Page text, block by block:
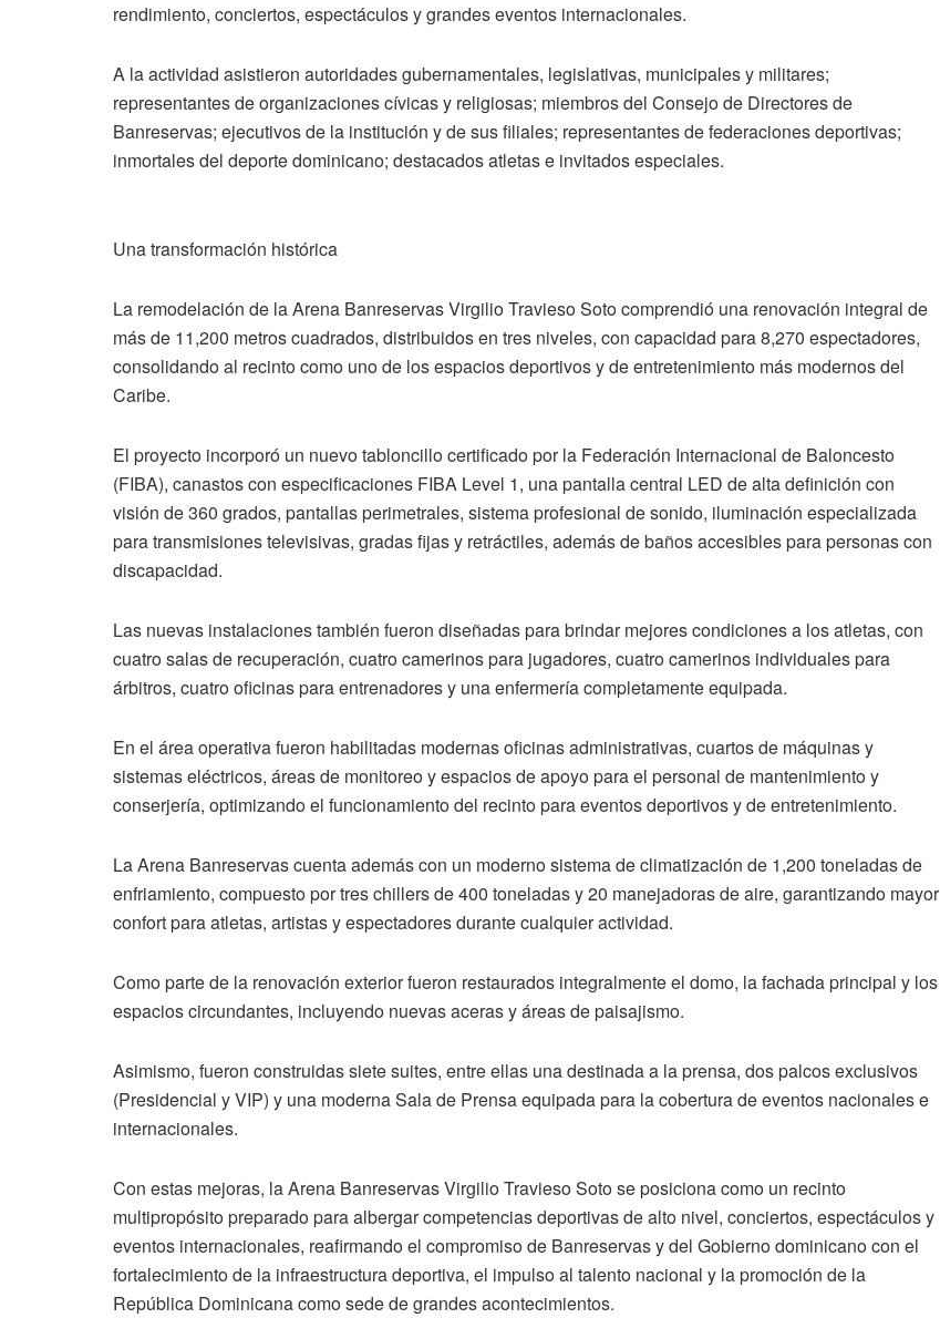
rendimiento, conciertos, espectáculos y grandes eventos internacionales.
A la actividad asistieron autoridades gubernamentales, legislativas, municipales y militares;
representantes de organizaciones cívicas y religiosas; miembros del Consejo de Directores de
Banreservas; ejecutivos de la institución y de sus filiales; representantes de federaciones deportivas;
inmortales del deporte dominicano; destacados atletas e invitados especiales.
Una transformación histórica
La remodelación de la Arena Banreservas Virgilio Travieso Soto comprendió una renovación integral de
más de 11,200 metros cuadrados, distribuidos en tres niveles, con capacidad para 8,270 espectadores,
consolidando al recinto como uno de los espacios deportivos y de entretenimiento más modernos del
Caribe.
El proyecto incorporó un nuevo tabloncillo certificado por la Federación Internacional de Baloncesto
(FIBA), canastos con especificaciones FIBA Level 1, una pantalla central LED de alta definición con
visión de 360 grados, pantallas perimetrales, sistema profesional de sonido, iluminación especializada
para transmisiones televisivas, gradas fijas y retráctiles, además de baños accesibles para personas con
discapacidad.
Las nuevas instalaciones también fueron diseñadas para brindar mejores condiciones a los atletas, con
cuatro salas de recuperación, cuatro camerinos para jugadores, cuatro camerinos individuales para
árbitros, cuatro oficinas para entrenadores y una enfermería completamente equipada.
En el área operativa fueron habilitadas modernas oficinas administrativas, cuartos de máquinas y
sistemas eléctricos, áreas de monitoreo y espacios de apoyo para el personal de mantenimiento y
conserjería, optimizando el funcionamiento del recinto para eventos deportivos y de entretenimiento.
La Arena Banreservas cuenta además con un moderno sistema de climatización de 1,200 toneladas de
enfriamiento, compuesto por tres chillers de 400 toneladas y 20 manejadoras de aire, garantizando mayor
confort para atletas, artistas y espectadores durante cualquier actividad.
Como parte de la renovación exterior fueron restaurados integralmente el domo, la fachada principal y los
espacios circundantes, incluyendo nuevas aceras y áreas de paisajismo.
Asimismo, fueron construidas siete suites, entre ellas una destinada a la prensa, dos palcos exclusivos
(Presidencial y VIP) y una moderna Sala de Prensa equipada para la cobertura de eventos nacionales e
internacionales.
Con estas mejoras, la Arena Banreservas Virgilio Travieso Soto se posiciona como un recinto
multipropósito preparado para albergar competencias deportivas de alto nivel, conciertos, espectáculos y
eventos internacionales, reafirmando el compromiso de Banreservas y del Gobierno dominicano con el
fortalecimiento de la infraestructura deportiva, el impulso al talento nacional y la promoción de la
República Dominicana como sede de grandes acontecimientos.